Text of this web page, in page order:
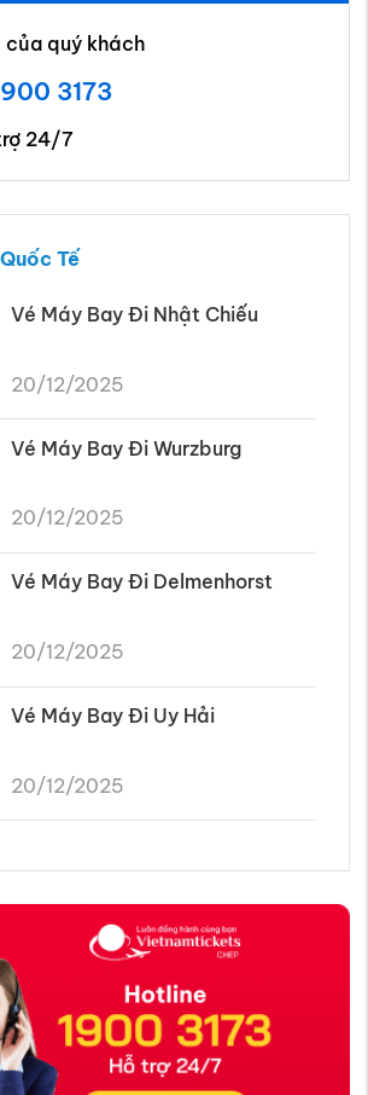
quý khách
3173
24/7
Tế
Vé Máy Bay Đi Nhật Chiếu
20/12/2025
Vé Máy Bay Đi Wurzburg
20/12/2025
Vé Máy Bay Đi Delmenhorst
20/12/2025
Vé Máy Bay Đi Uy Hải
20/12/2025